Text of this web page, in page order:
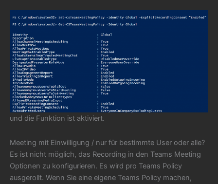
und die Funktion ist aktiviert.
Meeting mit Einwilligung / nur für bestimmte User oder alle?
Es ist nicht möglich, das Recording in den Teams Meeting
Optionen zu konfigurieren. Es wird pro Teams Policy
ausgerollt. Wenn Sie eine eigene Teams Policy machen,